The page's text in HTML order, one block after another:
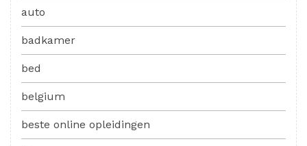
auto
badkamer
bed
belgium
beste online opleidingen